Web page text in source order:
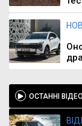
ОСТАННІ